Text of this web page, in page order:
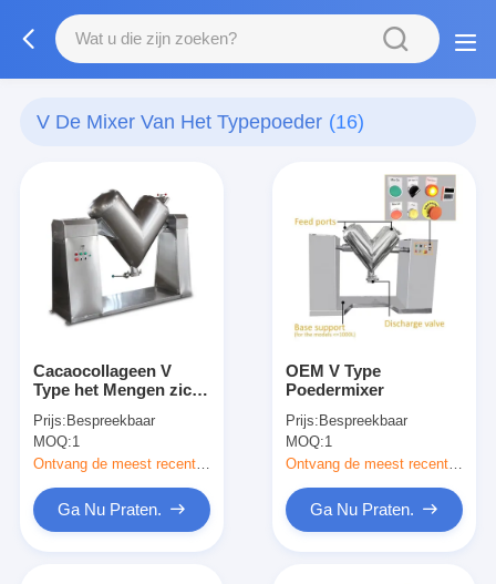
V De Mixer Van Het Typepoeder (16)
Cacaocollageen V
Type het Mengen zich
Prijs: Bespreekbaar
MOQ:1
Ontvang de meest recente Prijs
Ga Nu Praten.
OEM V Type
Poedermixer
Prijs: Bespreekbaar
MOQ:1
Ga Nu Praten.